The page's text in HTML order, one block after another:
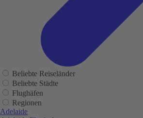
Beliebte Reiseländer
Beliebte Städte
Flughäfen
Regionen
Adelaide